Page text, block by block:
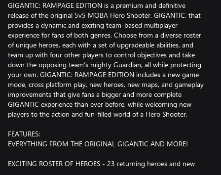
GIGANTIC: RAMPAGE EDITION is a premium and definitive
release of the original 5v5 MOBA Hero Shooter, GIGANTIC, that
provides a dynamic and exciting team-based multiplayer
experience for fans of both genres. Choose from a diverse roster
of unique heroes, each with a set of upgradeable abilities, and
team up with four other players to control objectives and take
down the opposing team’s mighty Guardian, all while protecting
your own. GIGANTIC: RAMPAGE EDITION includes a new game
mode, cross platform play, new heroes, new maps, and gameplay
improvements that give fans a bigger and more complete
GIGANTIC experience than ever before, while welcoming new
players to the action and fun-filled world of a Hero Shooter.
FEATURES:
EVERYTHING FROM THE ORIGINAL GIGANTIC AND MORE!
EXCITING ROSTER OF HEROES - 23 returning heroes and new